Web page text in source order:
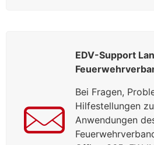
EDV-Support
Bei Fragen,
Hilfestellungen
Anwendungen